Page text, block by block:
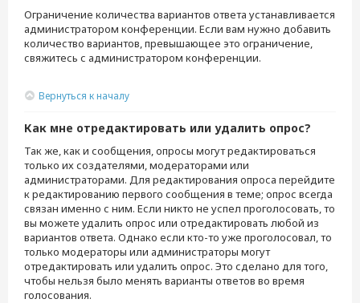
Ограничение количества вариантов ответа устанавливается
администратором конференции. Если вам нужно добавить
количество вариантов, превышающее это ограничение,
свяжитесь с администратором конференции.
Вернуться к началу
Как мне отредактировать или удалить опрос?
Так же, как и сообщения, опросы могут редактироваться
только их создателями, модераторами или
администраторами. Для редактирования опроса перейдите
к редактированию первого сообщения в теме; опрос всегда
связан именно с ним. Если никто не успел проголосовать, то
вы можете удалить опрос или отредактировать любой из
вариантов ответа. Однако если кто-то уже проголосовал, то
только модераторы или администраторы могут
отредактировать или удалить опрос. Это сделано для того,
чтобы нельзя было менять варианты ответов во время
голосования.